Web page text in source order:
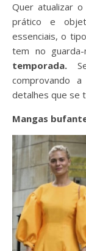
Quer atualizar o seu closet para o verão de um jeitinho
prático e
essenciais, o
tem no
temporada.
comprovando
detalhes que se
Mangas